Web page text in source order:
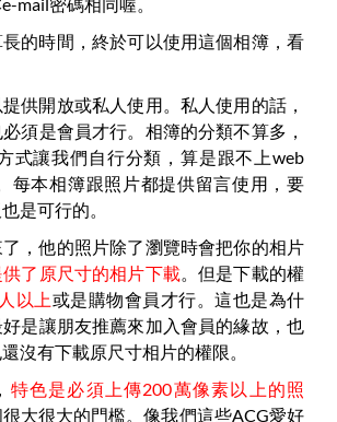
的時間，終於可以使用這個相簿，看
供開放或私人使用。私人使用的話，
須是會員才行。相簿的分類不算多，
式讓我們自行分類，算是跟不上web
每本相簿跟照片都提供留言使用，要
是可行的。
，他的照片除了瀏覽時會把你的相片
供了原尺寸的相片下載。但是下載的權
以上或是購物會員才行。這也是為什
是讓朋友推薦來加入會員的緣故，也
沒有下載原尺寸相片的權限。
特色是必須上傳200萬像素以上的照
很大很大的門檻。像我們這些ACG愛好